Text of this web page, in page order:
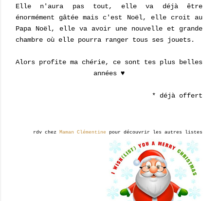
Elle n'aura pas tout, elle va déjà être
énormément gâtée mais c'est Noël, elle croit au
Papa Noël, elle va avoir une nouvelle et grande
chambre où elle pourra ranger tous ses jouets.
Alors profite ma chérie, ce sont tes plus belles
années ♥
* déjà offert
rdv chez Maman Clémentine pour découvrir les autres listes